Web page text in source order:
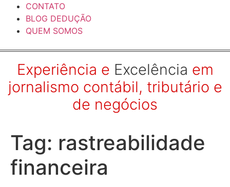
CONTATO
BLOG DEDUÇÃO
QUEM SOMOS
Experiência e Excelência em
jornalismo contábil, tributário e
de negócios
Tag: rastreabilidade
financeira